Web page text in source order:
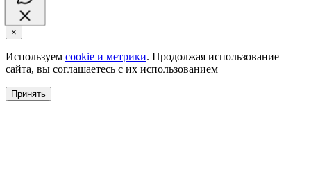
×
Используем cookie и метрики. Продолжая использование
сайта, вы соглашаетесь с их использованием
Принять